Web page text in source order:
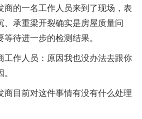
商的一名工作人员来到了现场，表
、承重梁开裂确实是房屋质量问
待进一步的检测结果。
工作人员：原因我也没办法去跟你
商目前对这件事情有没有什么处理